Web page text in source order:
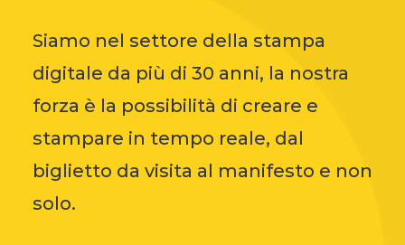
Siamo nel settore della stampa
digitale da più di 30 anni, la nostra
forza è la possibilità di creare e
stampare in tempo reale, dal
biglietto da visita al manifesto e non
solo.